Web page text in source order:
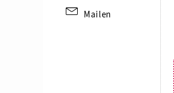
Mailen